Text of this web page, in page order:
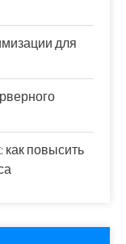
для
как повысить